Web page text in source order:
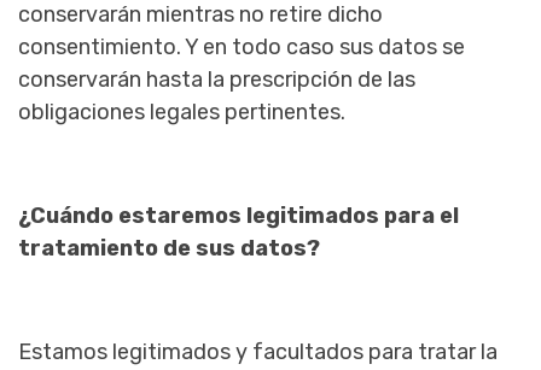
conservarán mientras no retire dicho
consentimiento. Y en todo caso sus datos se
conservarán hasta la prescripción de las
obligaciones legales pertinentes.
¿Cuándo estaremos legitimados para el
tratamiento de sus datos?
Estamos legitimados y facultados para tratar la